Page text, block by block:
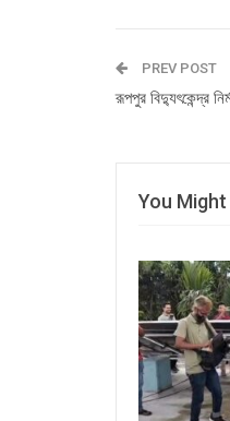
PREV POST
রূপপুর বিদ্যুৎকেন্দ্র
You